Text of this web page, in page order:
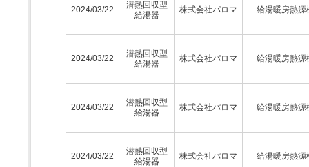
2024/03/22
潜熱回収型
給湯器
株式会社パロマ 給湯暖房熱源
2024/03/22
潜熱回収型
給湯器
株式会社パロマ 給湯暖房熱源
2024/03/22
潜熱回収型
給湯器
株式会社パロマ 給湯暖房熱源
2024/03/22
潜熱回収型
給湯器
株式会社パロマ 給湯暖房熱源